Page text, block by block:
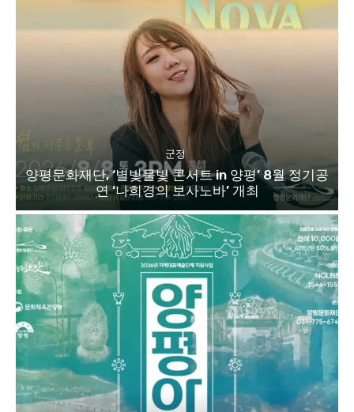
군정
양평문화재단, ‘별빛물빛 콘서트 in 양평’ 8월 정기공
연 ‘나희경의 보사노바’ 개최